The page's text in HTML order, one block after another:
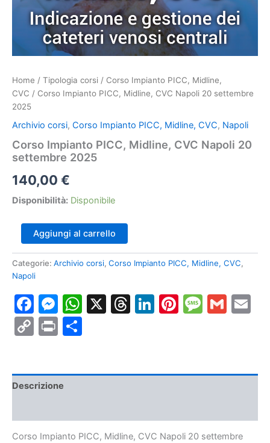
Home / Tipologia corsi / Corso Impianto PICC, Midline,
CVC / Corso Impianto PICC, Midline, CVC Napoli 20 settembre
2025
Archivio corsi, Corso Impianto PICC, Midline, CVC, Napoli
Corso Impianto PICC, Midline, CVC Napoli 20
settembre 2025
140,00 €
Disponibilità: Disponibile
Corso
Impianto
PICC,
Midline,
CVC
20
settembre
2025
quantità
Aggiungi al carrello
Categorie: Archivio corsi, Corso Impianto PICC, Midline, CVC,
Napoli
Facebook
Messenger
WhatsApp
X Threads
LinkedIn
Pinterest
Copy
Print
Descrizione
Corso Impianto PICC, Midline, CVC Napoli 20 settembre